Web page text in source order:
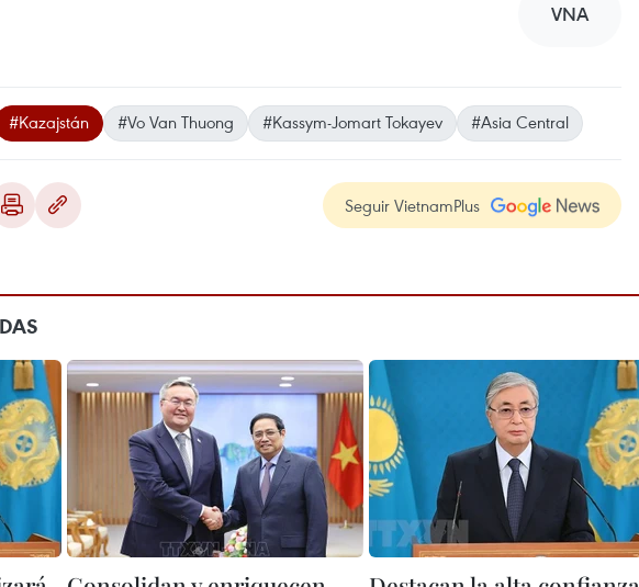
VNA
#Kazajstán #Vo Van Thuong #Kassym-Jomart Tokayev #Asia Central
Seguir VietnamPlus